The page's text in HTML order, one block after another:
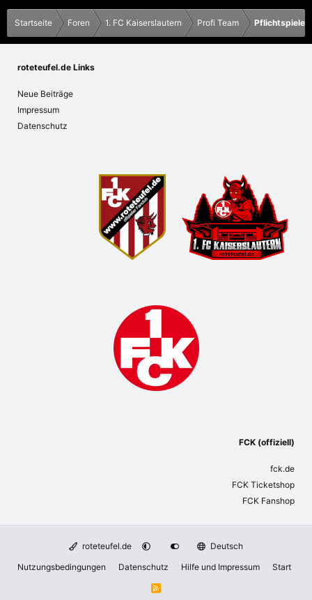
Startseite Foren 1. FC Kaiserslautern Profi Team Pflichtspiele
roteteufel.de Links
Neue Beiträge
Impressum
Datenschutz
FCK (offiziell)
fck.de
FCK Ticketshop
FCK Fanshop
roteteufel.de
Deutsch
Nutzungsbedingungen
Datenschutz Hilfe und Impressum Start
R